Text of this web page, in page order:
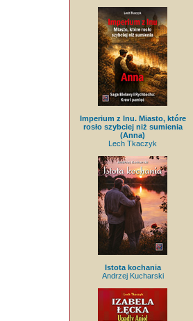
Imperium z lnu. Miasto, które
rosło szybciej niż sumienia
(Anna)
Lech Tkaczyk
Istota kochania
Andrzej Kucharski